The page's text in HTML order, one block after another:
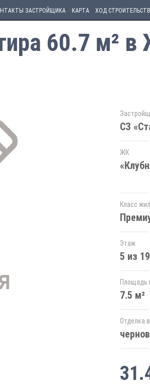
ЗАСТРОЙЩИКА КАРТА ХОД
60.7 м²
СЗ
ЖК
Класс
Этаж
5 из
Площадь
7.5 м²
Отделка